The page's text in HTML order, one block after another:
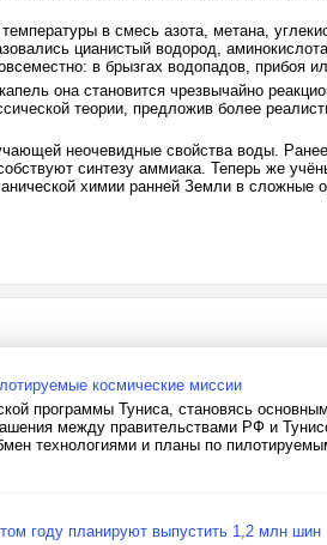
в смесь азота, метана,
цианистый водород,
в брызгах водопадов, прибоя
она становится чрезвычайно
теории, предложив более
неочевидные свойства воды.
синтезу аммиака. Теперь же
химии ранней Земли в сложные
космические миссии
программы Туниса, становясь
между правительствами РФ и
технологиями и планы по
году планируют выпустить 1,2 млн шин